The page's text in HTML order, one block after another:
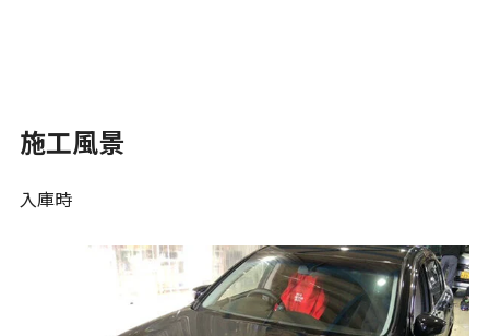
施工風景
入庫時